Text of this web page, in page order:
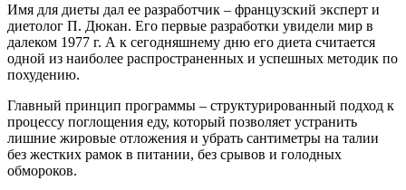
Имя для диеты дал ее разработчик – французский эксперт и
диетолог П. Дюкан. Его первые разработки увидели мир в
далеком 1977 г. А к сегодняшнему дню его диета считается
одной из наиболее распространенных и успешных методик по
похудению.
Главный принцип программы – структурированный подход к
процессу поглощения еду, который позволяет устранить
лишние жировые отложения и убрать сантиметры на талии
без жестких рамок в питании, без срывов и голодных
обмороков.